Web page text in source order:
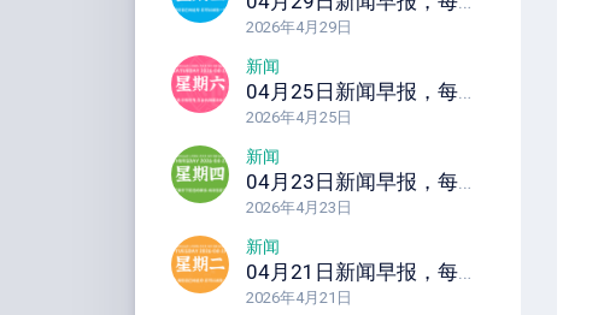
2026年4月29日
新闻
04月25日新闻早报，每天60秒读懂全世界！
2026年4月25日
新闻
04月23日新闻早报，每天60秒读懂全世界！
2026年4月23日
新闻
04月21日新闻早报，每天60秒读懂全世界！
2026年4月21日